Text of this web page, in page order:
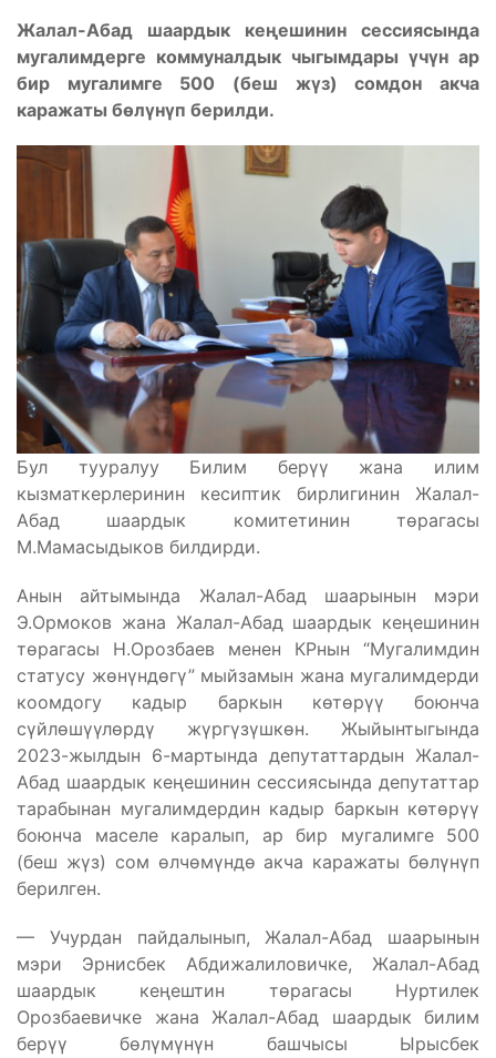
Жалал-Абад шаардык кеңешинин сессиясында
мугалимдерге коммуналдык чыгымдары үчүн ар
бир мугалимге 500 (беш жүз) сомдон акча
каражаты бөлүнүп берилди.
Бул тууралуу Билим берүү жана илим
кызматкерлеринин кесиптик бирлигинин Жалал-
Абад шаардык комитетинин төрагасы
М.Мамасыдыков билдирди.
Анын айтымында Жалал-Абад шаарынын мэри
Э.Ормоков жана Жалал-Абад шаардык кеңешинин
төрагасы Н.Орозбаев менен КРнын “Мугалимдин
статусу жөнүндөгү” мыйзамын жана мугалимдерди
коомдогу кадыр баркын көтөрүү боюнча
сүйлөшүүлөрдү жүргүзүшкөн. Жыйынтыгында
2023-жылдын 6-мартында депутаттардын Жалал-
Абад шаардык кеңешинин сессиясында депутаттар
тарабынан мугалимдердин кадыр баркын көтөрүү
боюнча маселе каралып, ар бир мугалимге 500
(беш жүз) сом өлчөмүндө акча каражаты бөлүнүп
берилген.
— Учурдан пайдалынып, Жалал-Абад шаарынын
мэри Эрнисбек Абдижалиловичке, Жалал-Абад
шаардык кеңештин төрагасы Нуртилек
Орозбаевичке жана Жалал-Абад шаардык билим
берүү бөлүмүнүн башчысы Ырысбек